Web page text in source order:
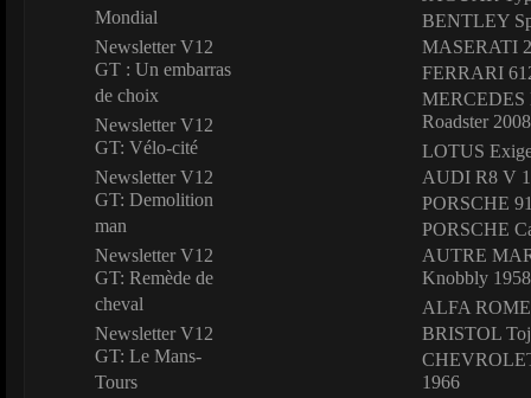
Mondial
Newsletter V12
GT : Un embarras
de choix
Newsletter V12
GT: Vélo-cité
Newsletter V12
GT: Demolition
man
Newsletter V12
GT: Remède de
cheval
Newsletter V12
GT: Le Mans-
Tours
BENTLEY
MASERATI
FERRARI
MERCEDES
Roadster 2008
LOTUS
AUDI R8 V
PORSCHE
PORSCHE
AUTRE
Knobbly 1958
ALFA
BRISTOL
1966